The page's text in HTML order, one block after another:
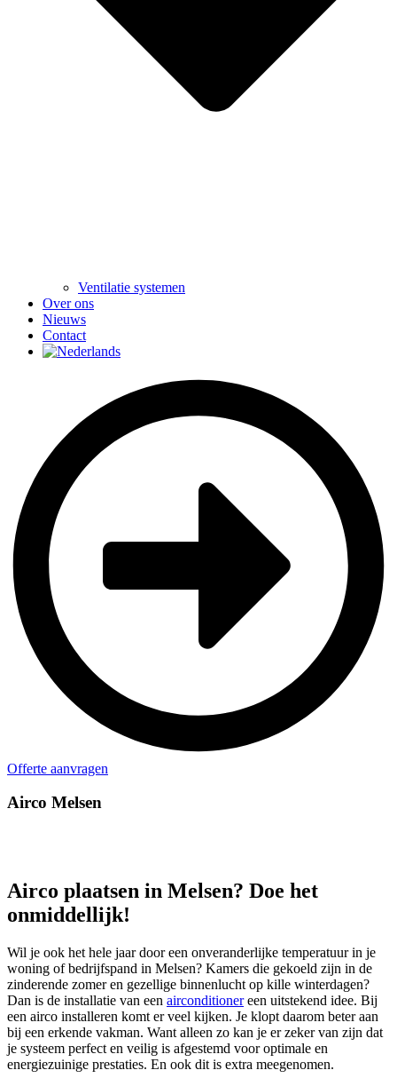
Ventilatie systemen
Over ons
Nieuws
Contact
Offerte aanvragen
Airco Melsen
Airco plaatsen in Melsen? Doe het
onmiddellijk!
Wil je ook het hele jaar door een onveranderlijke temperatuur in je
woning of bedrijfspand in Melsen? Kamers die gekoeld zijn in de
zinderende zomer en gezellige binnenlucht op kille winterdagen?
Dan is de installatie van een airconditionereen uitstekend idee. Bij
een airco installeren komt er veel kijken. Je klopt daarom beter aan
bij een erkende vakman. Want alleen zo kan je er zeker van zijn dat
je systeem perfect en veilig is afgestemd voor optimale en
energiezuinige prestaties. En ook dit is extra meegenomen.